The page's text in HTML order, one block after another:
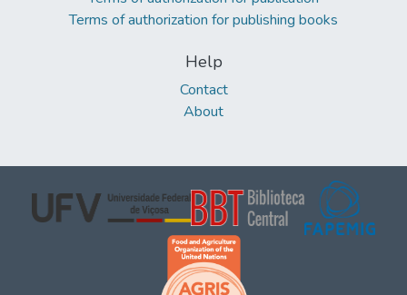
Terms of authorization for publishing books
Help
Contact
About